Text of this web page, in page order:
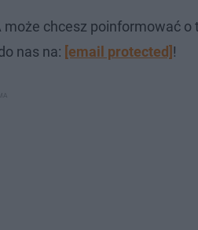
chcesz poinformować o
nas na: [email protected] !